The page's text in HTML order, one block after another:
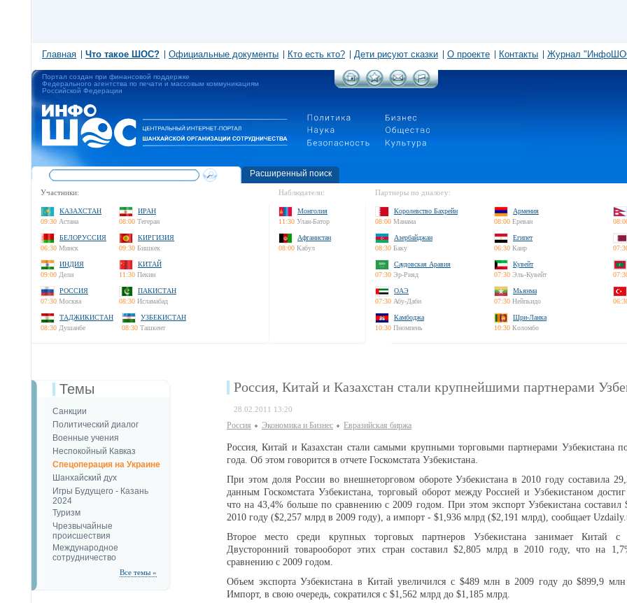
Главная Что такое ШОС? Официальные документы Кто есть кто? Дети рисуют сказки О проекте Контакты Журнал
Портал создан при финансовой поддержке
Федерального агентства по печати и массовым коммуникациям
Российской Федерации
Расширенный поиск
Участники:
КАЗАХСТАН
09:30 Астана
ИРАН
08:00 Тегеран
БЕЛОРУССИЯ
06:30 Минск
КИРГИЗИЯ
09:30 Бишкек
ИНДИЯ
09:00 Дели
КИТАЙ
11:30 Пекин
РОССИЯ
07:30 Москва
ПАКИСТАН
08:30 Исламабад
ТАДЖИКИСТАН
08:30 Душанбе
УЗБЕКИСТАН
08:30 Ташкент
Наблюдатели:
Монголия
11:30 Улан-Батор
Афганистан
08:00 Кабул
Партнеры по диалогу:
Королевство Бахрейн
08:00 Манама
Армения
08:00 Ереван
Азербайджан
08:30 Баку
Египет
06:30 Каир
Саудовская Аравия
07:30 Эр-Рияд
Кувейт
07:30 Эль-Кувейт
ОАЭ
07:30 Абу-Даби
Мьянма
07:30 Нейпьидо
Камбоджа
10:30 Пномпень
Шри-Ланка
10:30 Коломбо
Темы
Санкции
Политический диалог
Военные учения
Неспокойный Кавказ
Спецоперация на Украине
Шанхайский дух
Игры Будущего - Казань
2024
Туризм
Чрезвычайные
происшествия
Международное
сотрудничество
Все темы »
Россия, Китай и Казахстан стали крупнейшими партнерами
28.02.2011 13:20
Россия Экономика и Бизнес Евразийская биржа
Россия, Китай и Казахстан стали самыми крупными торговыми партнерами Узбекистана
года. Об этом говорится в отчете Госкомстата Узбекистана.
При этом доля России во внешнеторговом обороте Узбекистана в 2010 году составила
данным Госкомстата Узбекистана, торговый оборот между Россией и Узбекистаном
что на 43,4% больше по сравнению с 2009 годом. При этом экспорт Узбекистана составил
2010 году ($2,257 млрд в 2009 году), а импорт - $1,936 млрд ($2,191 млрд), сообщает
Второе место среди крупных торговых партнеров Узбекистана занимает Китай с
Двусторонний товарооборот этих стран составил $2,805 млрд в 2010 году, что на
сравнению с 2009 годом.
Объем экспорта Узбекистана в Китай увеличился с $489 млн в 2009 году до $899,9
Импорт, в свою очередь, сократился с $1,562 млрд до $1,185 млрд.